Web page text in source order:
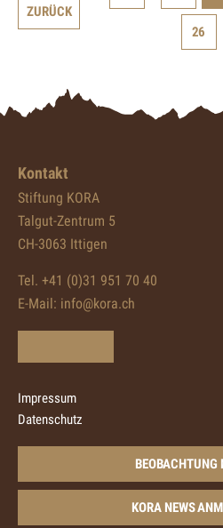
ZURÜCK
26
Kontakt
Stiftung KORA
Talgut-Zentrum 5
CH-3063 Ittigen
Tel. +41 (0)31 951 70 40
E-Mail: info@kora.ch
Impressum
Datenschutz
BEOBACHTUNG
KORA NEWS